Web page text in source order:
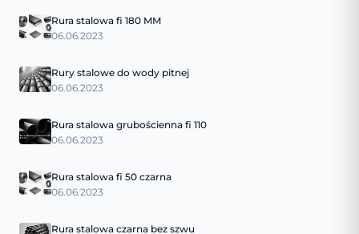
Rura stalowa fi 180 MM
06.06.2023
Rury stalowe do wody pitnej
06.06.2023
Rura stalowa grubościenna fi 110
06.06.2023
Rura stalowa fi 50 czarna
06.06.2023
Rura stalowa czarna bez szwu